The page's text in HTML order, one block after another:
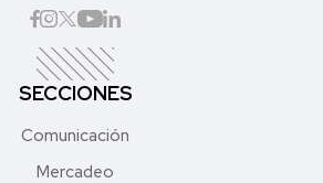
SECCIONES
Comunicación
Mercadeo